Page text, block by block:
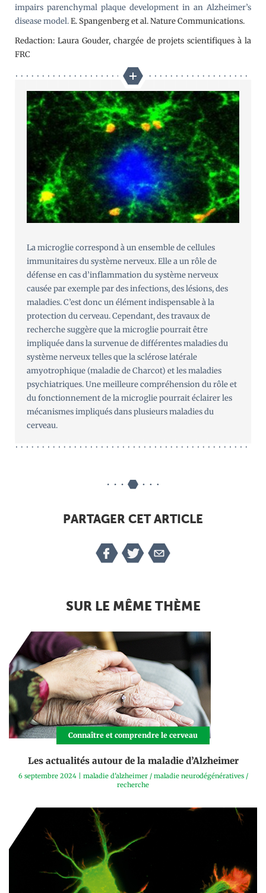
impairs parenchymal plaque development in an Alzheimer’s
disease model.E. Spangenberg et al. Nature Communications.
Redaction: Laura Gouder, chargée de projets scientifiques à la
FRC
La microglie correspond à un ensemble de cellules
immunitaires du système nerveux. Elle a un rôle de
défense en cas d’inflammation du système nerveux
causée par exemple par des infections, des lésions, des
maladies. C’est donc un élément indispensable à la
protection du cerveau. Cependant, des travaux de
recherche suggère que la microglie pourrait être
impliquée dans la survenue de différentes maladies du
système nerveux telles que la sclérose latérale
amyotrophique (maladie de Charcot) et les maladies
psychiatriques. Une meilleure compréhension du rôle et
du fonctionnement de la microglie pourrait éclairer les
mécanismes impliqués dans plusieurs maladies du
cerveau.
PARTAGER CET ARTICLE
SUR LE MÊME THÈME
Connaître et comprendre le cerveau
Les actualités autour de la maladie d’Alzheimer
6 septembre 2024| maladie d'alzheimer/ maladie neurodégénératives/
recherche